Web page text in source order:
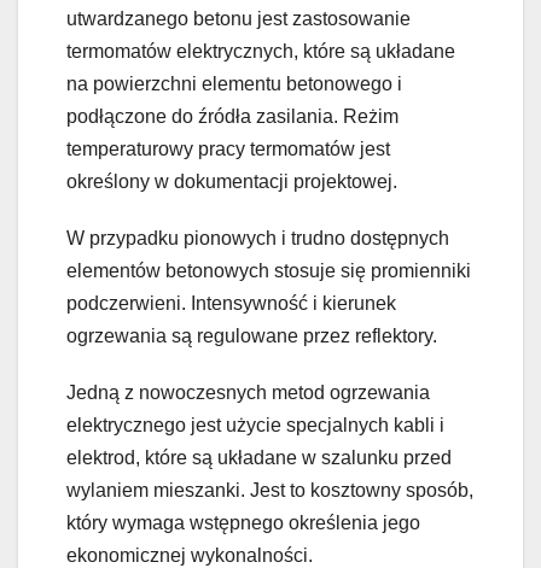
utwardzanego betonu jest zastosowanie
termomatów elektrycznych, które są układane
na powierzchni elementu betonowego i
podłączone do źródła zasilania. Reżim
temperaturowy pracy termomatów jest
określony w dokumentacji projektowej.
W przypadku pionowych i trudno dostępnych
elementów betonowych stosuje się promienniki
podczerwieni. Intensywność i kierunek
ogrzewania są regulowane przez reflektory.
Jedną z nowoczesnych metod ogrzewania
elektrycznego jest użycie specjalnych kabli i
elektrod, które są układane w szalunku przed
wylaniem mieszanki. Jest to kosztowny sposób,
który wymaga wstępnego określenia jego
ekonomicznej wykonalności.